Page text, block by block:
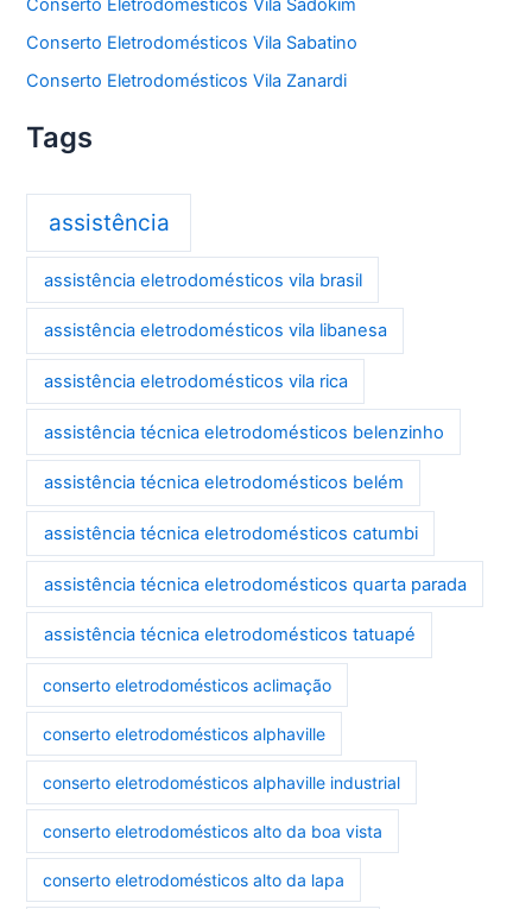
Conserto Eletrodomésticos Vila Sadokim
Conserto Eletrodomésticos Vila Sabatino
Conserto Eletrodomésticos Vila Zanardi
Tags
assistência
assistência eletrodomésticos vila brasil
assistência eletrodomésticos vila libanesa
assistência eletrodomésticos vila rica
assistência técnica eletrodomésticos belenzinho
assistência técnica eletrodomésticos belém
assistência técnica eletrodomésticos catumbi
assistência técnica eletrodomésticos quarta parada
assistência técnica eletrodomésticos tatuapé
conserto eletrodomésticos aclimação
conserto eletrodomésticos alphaville
conserto eletrodomésticos alphaville industrial
conserto eletrodomésticos alto da boa vista
conserto eletrodomésticos alto da lapa